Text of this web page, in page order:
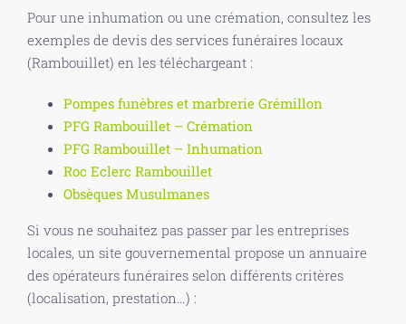
Pour une inhumation ou une crémation, consultez les
exemples de devis des services funéraires locaux
(Rambouillet) en les téléchargeant :
Pompes funèbres et marbrerie Grémillon
PFG Rambouillet – Crémation
PFG Rambouillet – Inhumation
Roc Eclerc Rambouillet
Obsèques Musulmanes
Si vous ne souhaitez pas passer par les entreprises
locales, un site gouvernemental propose un annuaire
des opérateurs funéraires selon différents critères
(localisation, prestation…) :